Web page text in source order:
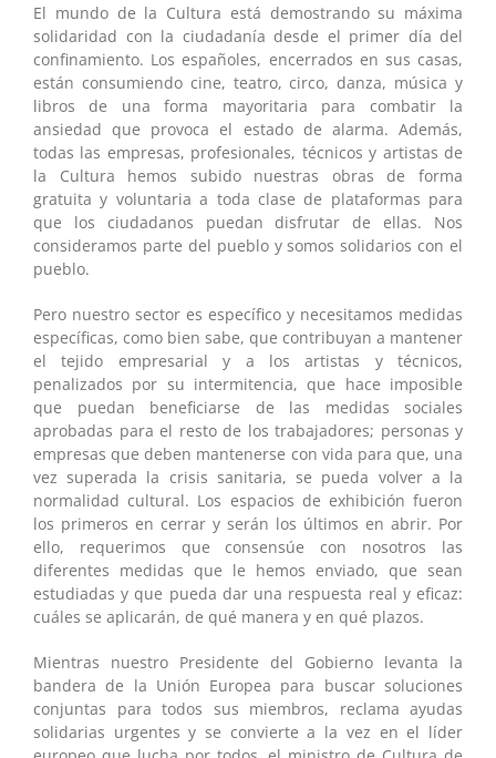
El mundo de la Cultura está demostrando su máxima
solidaridad con la ciudadanía desde el primer día del
confinamiento. Los españoles, encerrados en sus casas,
están consumiendo cine, teatro, circo, danza, música y
libros de una forma mayoritaria para combatir la
ansiedad que provoca el estado de alarma. Además,
todas las empresas, profesionales, técnicos y artistas de
la Cultura hemos subido nuestras obras de forma
gratuita y voluntaria a toda clase de plataformas para
que los ciudadanos puedan disfrutar de ellas. Nos
consideramos parte del pueblo y somos solidarios con el
pueblo.
Pero nuestro sector es específico y necesitamos medidas
específicas, como bien sabe, que contribuyan a mantener
el tejido empresarial y a los artistas y técnicos,
penalizados por su intermitencia, que hace imposible
que puedan beneficiarse de las medidas sociales
aprobadas para el resto de los trabajadores; personas y
empresas que deben mantenerse con vida para que, una
vez superada la crisis sanitaria, se pueda volver a la
normalidad cultural. Los espacios de exhibición fueron
los primeros en cerrar y serán los últimos en abrir. Por
ello, requerimos que consensúe con nosotros las
diferentes medidas que le hemos enviado, que sean
estudiadas y que pueda dar una respuesta real y eficaz:
cuáles se aplicarán, de qué manera y en qué plazos.
Mientras nuestro Presidente del Gobierno levanta la
bandera de la Unión Europea para buscar soluciones
conjuntas para todos sus miembros, reclama ayudas
solidarias urgentes y se convierte a la vez en el líder